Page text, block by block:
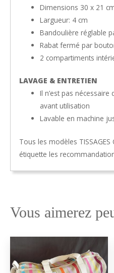
Dimensions 30 x 21
Largueur: 4 cm
Bandoulière réglable
Rabat fermé par
2 compartiments
LAVAGE & ENTRETIEN
Il n’est pas
avant utilisation
Lavable en machine
Tous les modèles TISSAGES
étiquette les
Vous aimerez